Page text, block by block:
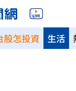
股怎投資 生活